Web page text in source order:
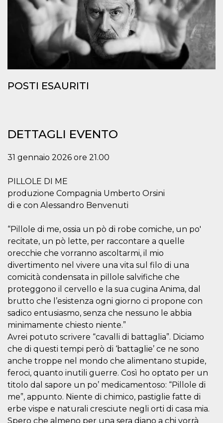
POSTI ESAURITI
DETTAGLI EVENTO
31 gennaio 2026 ore 21.00
PILLOLE DI ME
produzione Compagnia Umberto Orsini
di e con Alessandro Benvenuti
“Pillole di me, ossia un pò di robe comiche, un po'
recitate, un pò lette, per raccontare a quelle
orecchie che vorranno ascoltarmi, il mio
divertimento nel vivere una vita sul filo di una
comicità condensata in pillole salvifiche che
proteggono il cervello e la sua cugina Anima, dal
brutto che l’esistenza ogni giorno ci propone con
sadico entusiasmo, senza che nessuno le abbia
minimamente chiesto niente.”
Avrei potuto scrivere “cavalli di battaglia”. Diciamo
che di questi tempi però di ‘battaglie’ ce ne sono
anche troppe nel mondo che alimentano stupide,
feroci, quanto inutili guerre. Così ho optato per un
titolo dal sapore un po’ medicamentoso: “Pillole di
me”, appunto. Niente di chimico, pastiglie fatte di
erbe vispe e naturali cresciute negli orti di casa mia.
Spero che almeno per una sera diano a chi vorrà
PHPSESSID
PHP.net
oooh.events
Sessione
Cookie
generato da
applicazioni
basate sul
linguaggio PHP.
Si tratta di un
identificatore
generico
utilizzato per
mantenere le
m
Stripe
m.stripe.com
1 anno 1
l'ottimizzazione
dei servizi di
elaborazione
memorizzazione
dei contenuti
sul browser per
rendere le
pagine più
veloci.
CookieScriptConsent
CookieScript
oooh.events
4
Questo cookie
Cookie-
Script.com per
ricordare le
consenso sui
visitatori. È
necessario che il
banner dei
cookie di
Cookie-
Script.com
funzioni